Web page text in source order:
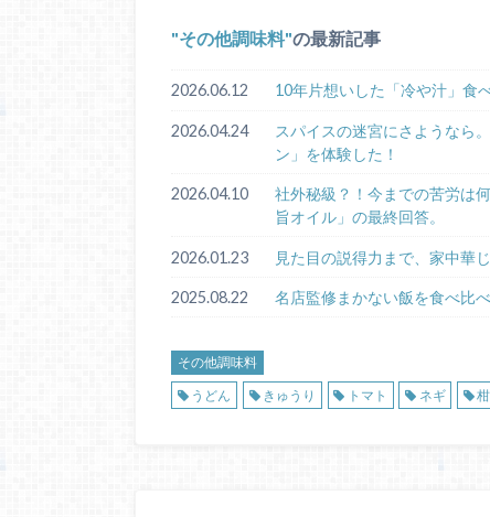
その他調味料 の最新記事
2026.06.12 10年片想いした「冷や汁」食
2026.04.24
スパイスの迷宮にさようなら
ン」を体験した！
2026.04.10
社外秘級？！今までの苦労は
旨オイル」の最終回答。
2026.01.23 見た目の説得力まで、家中華
2025.08.22 名店監修まかない飯を食べ比
その他調味料
うどん
きゅうり トマト ネギ